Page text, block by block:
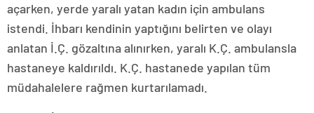
açarken, yerde yaralı yatan kadın için ambulans
istendi. İhbarı kendinin yaptığını belirten ve olayı
anlatan İ.Ç. gözaltına alınırken, yaralı K.Ç. ambulansla
hastaneye kaldırıldı. K.Ç. hastanede yapılan tüm
müdahalelere rağmen kurtarılamadı.